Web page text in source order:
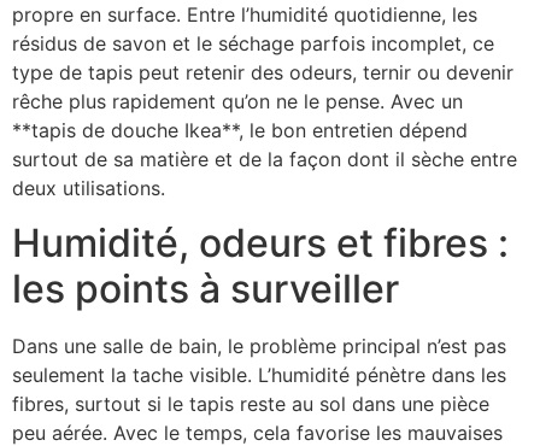
propre en surface. Entre l’humidité quotidienne, les
résidus de savon et le séchage parfois incomplet, ce
type de tapis peut retenir des odeurs, ternir ou devenir
rêche plus rapidement qu’on ne le pense. Avec un
**tapis de douche Ikea**, le bon entretien dépend
surtout de sa matière et de la façon dont il sèche entre
deux utilisations.
Humidité, odeurs et fibres :
les points à surveiller
Dans une salle de bain, le problème principal n’est pas
seulement la tache visible. L’humidité pénètre dans les
fibres, surtout si le tapis reste au sol dans une pièce
peu aérée. Avec le temps, cela favorise les mauvaises